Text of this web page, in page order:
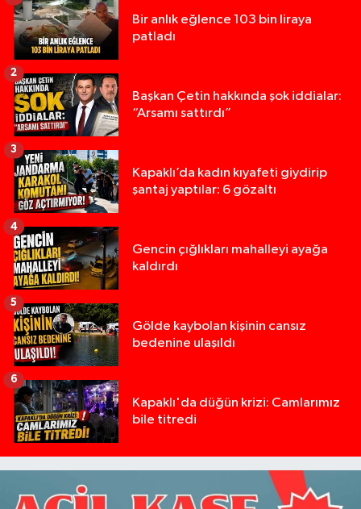
Bir anlık eğlence 103 bin liraya
patladı
Başkan Çetin hakkında şok iddialar:
“Arsamı sattırdı”
2
Kapaklı’da kadın kıyafeti giydirip
şantaj yaptılar: 6 gözaltı
3
Gencin çığlıkları mahalleyi ayağa
kaldırdı
4
Gölde kaybolan kişinin cansız
bedenine ulaşıldı
5
Kapaklı'da düğün krizi: Camlarımız
bile titredi
6